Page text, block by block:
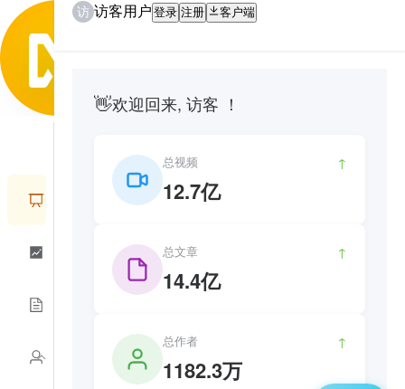
访 访客用户 登录 注册 客户端
👋欢迎回来, 访客 ！
总视频
12.7亿
↑
总文章
14.4亿
↑
总作者
1182.3万
↑